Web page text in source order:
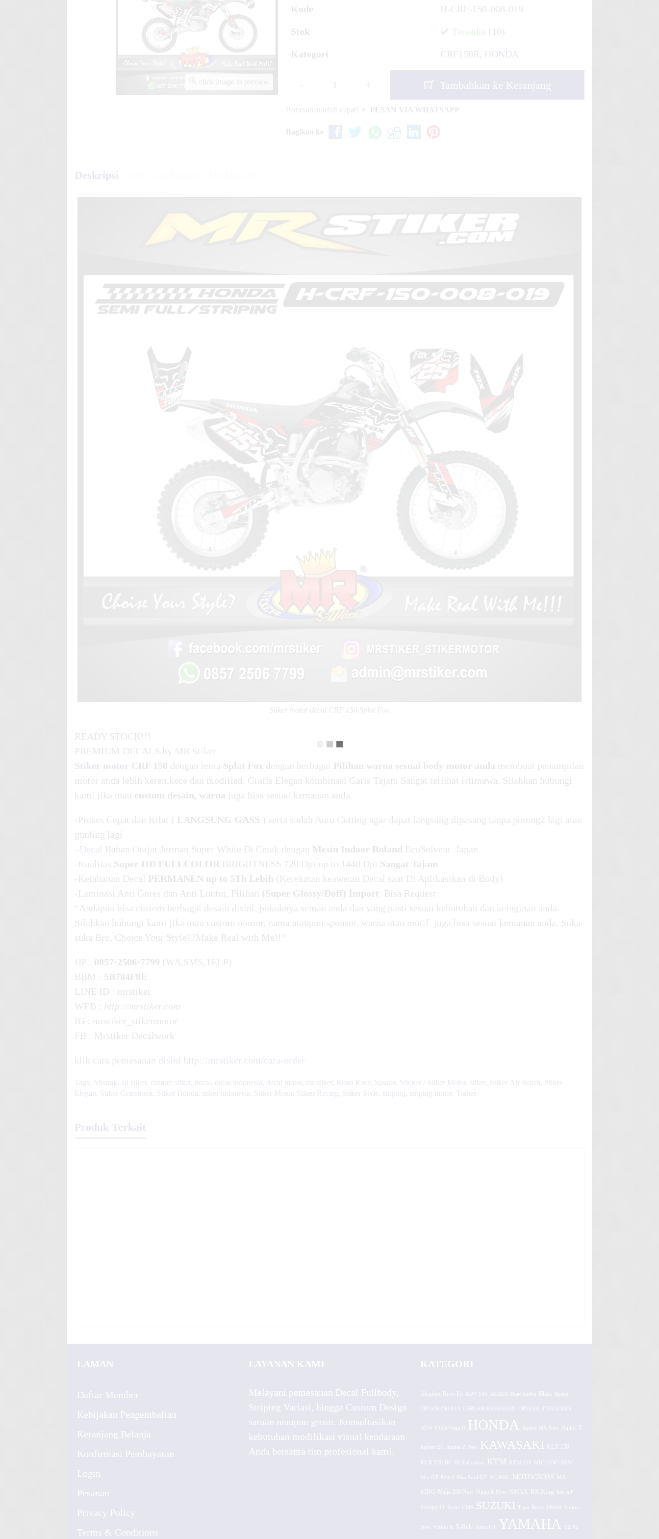
XEON GT Racing Splater Colurfull
click image to preview
Kode H-CRF-150-008-019
Stok Tersedia (10)
Kategori CRF150R, HONDA
Tambahkan ke Keranjang
Pemesanan lebih cepat! PESAN VIA WHATSAPP
Bagikan ke
Deskripsi
Stiker motor decal CRF 150 Splat Fox
READY STOCK!!!
PREMIUM DECALS by MR Stiker
Stiker motor CRF 150 dengan tema Splat Fox dengan berbagai Pilihan warna sesuai body motor anda membuat penampilan
motor anda lebih keren,kece dan modified. Grafis Elegan kombinasi Garis Tajam Sangat terlihat istimewa. Silahkan hubungi
kami jika mau custom desain, warna juga bisa sesuai kemauan anda.
-Proses Cepat dan Kilat ( LANGSUNG GASS ) serta sudah Auto Cutting agar dapat langsung dipasang tanpa potong2 lagi atau
gunting lagi
–Decal Bahan Orajet Jerman Super White Di Cetak dengan Mesin Indoor Roland EcoSolvent Japan
-Kualitas Super HD FULLCOLOR BRIGHTNESS 720 Dpi up to 1440 Dpi Sangat Tajam
-Ketahanan Decal PERMANEN up to 5Th Lebih (Kerekatan keawetan Decal saat Di Aplikasikan di Body)
-Laminasi Anti Gores dan Anti Luntur, Pilihan (Super Glossy/Doff) Import Bisa Request
“Andapun bisa custom berbagai desain disini, pokoknya semau anda dan yang pasti sesuai kebutuhan dan keinginan anda.
Silahkan hubungi kami jika mau custom nomor, nama ataupun sponsor, warna atau motif juga bisa sesuai kemauan anda. Suka-
suka Bro, Choice Your Style??Make Real with Me!!”
HP : 0857-2506-7799 (WA,SMS,TELP)
BBM : 5B784F8E
LINE ID : mrstiker
WEB : http://mrstiker.com
IG : mrstiker_stikermotor
FB : Mrstiker Decalwork
klik cara pemesanan disini http://mrstiker.com/cara-order
Tags: Abstrak all stiker custom stiker decal decal indonesia decal motor mr stiker Road Race Splater Sticker / Stiker Motor stiker Stiker Air Brush
Stiker
Elegan
Stiker Grasstrack Stiker Honda stiker indonesia Stiker Motor Stiker Racing Stiker Style striping striping motor Trabas
Produk Terkait
LAMAN
Daftar Member
Kebijakan Pengembalian
Keranjang Belanja
Konfirmasi Pembayaran
Login
Pesanan
Privacy Policy
Terms & Conditions
LAYANAN KAMI
Melayani pemesanan Decal Fullbody,
Striping Variasi, hingga Custom Design
satuan maupun grosir. Konsultasikan
kebutuhan modifikasi visual kendaraan
Anda bersama tim profesional kami.
KATEGORI
Absolute Revo Fit ADV 150 AEROX Beat Karbu
CB150R Old K15 CBR150R K45G/K45N CRF150L DTRACKER
NEW F1ZR/Vega R HONDA Jupiter MX New Jupiter Z
Jupiter Z1 Jupiter Z New KAWASAKI KLX 150
KLX 150 BF KLX Gordon KTM KTM 250 MIO FINO NEW
Mio GT Mio J Mio Soul GT MOBIL MOTOCROSS MX
KING Ninja 250 New Ninja R New NMAX RX King Satria F
Scoopy FI Sonic 150R SUZUKI Tiger Revo Vixion Vixion
Vixion R X-Ride Xeon GT YAMAHA YZ 85